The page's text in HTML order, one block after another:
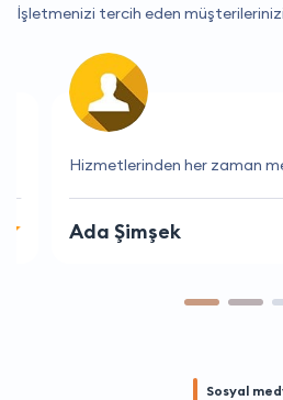
İşletmenizi tercih eden
Hizmetlerinden her zaman
Ada Şimşek
Sosyal